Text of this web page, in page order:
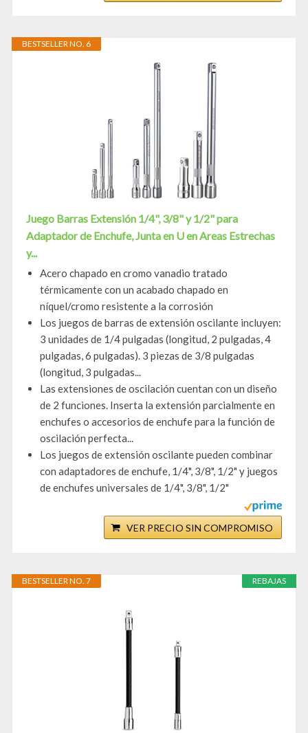
BESTSELLER NO. 6
Juego Barras Extensión 1/4", 3/8" y 1/2" para
Adaptador de Enchufe, Junta en U en Areas Estrechas
y...
Acero chapado en cromo vanadio tratado
térmicamente con un acabado chapado en
níquel/cromo resistente a la corrosión
Los juegos de barras de extensión oscilante incluyen:
3 unidades de 1/4 pulgadas (longitud, 2 pulgadas, 4
pulgadas, 6 pulgadas). 3 piezas de 3/8 pulgadas
(longitud, 3 pulgadas...
Las extensiones de oscilación cuentan con un diseño
de 2 funciones. Inserta la extensión parcialmente en
enchufes o accesorios de enchufe para la función de
oscilación perfecta...
Los juegos de extensión oscilante pueden combinar
con adaptadores de enchufe, 1/4", 3/8", 1/2" y juegos
de enchufes universales de 1/4", 3/8", 1/2"
VER PRECIO SIN COMPROMISO
REBAJAS
BESTSELLER NO. 7